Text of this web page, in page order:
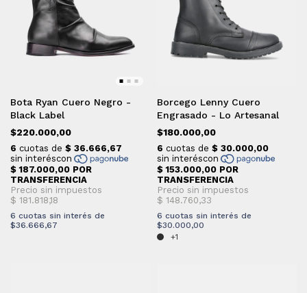
Bota Ryan Cuero Negro -
Black Label
$220.000,00
6 cuotas sin interés de
$36.666,67
Borcego Lenny Cuero
Engrasado - Lo Artesanal
$180.000,00
6 cuotas sin interés de
$30.000,00
+1